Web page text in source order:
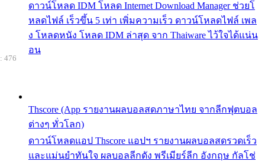
ดาวน์โหลด IDM โหลด Internet Download Manager ช่วยโ
หลดไฟล์ เร็วขึ้น 5 เท่า เพิ่มความเร็ว ดาวน์โหลดไฟล์ เพล
ง โหลดหนัง โหลด IDM ล่าสุด จาก Thaiware ไว้ใจได้แน่น
อน
Thscore (App รายงานผลบอลสดภาษาไทย จากลีกฟุตบอล
ต่างๆ ทั่วโลก)
ดาวน์โหลดแอป Thscore แอปฯ รายงานผลบอลสดรวดเร็ว
และแม่นยำทันใจ ผลบอลลีกดัง พรีเมียร์ลีก อังกฤษ กัลโช่
476